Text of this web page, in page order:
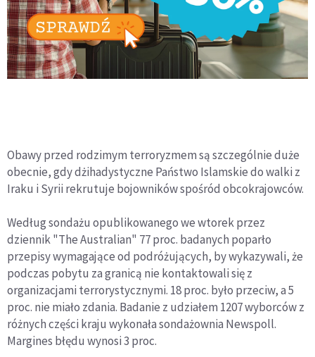
Obawy przed rodzimym terroryzmem są szczególnie duże
obecnie, gdy dżihadystyczne Państwo Islamskie do walki z
Iraku i Syrii rekrutuje bojowników spośród obcokrajowców.
Według sondażu opublikowanego we wtorek przez
dziennik "The Australian" 77 proc. badanych poparło
przepisy wymagające od podróżujących, by wykazywali, że
podczas pobytu za granicą nie kontaktowali się z
organizacjami terrorystycznymi. 18 proc. było przeciw, a 5
proc. nie miało zdania. Badanie z udziałem 1207 wyborców z
różnych części kraju wykonała sondażownia Newspoll.
Margines błędu wynosi 3 proc.